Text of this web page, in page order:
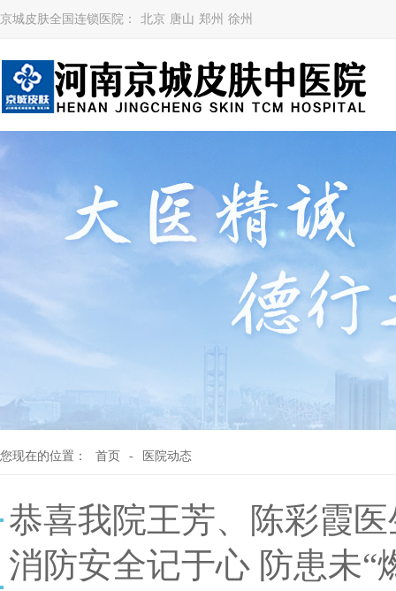
京城皮肤全国连锁医院： 北京 唐山 郑州 徐州
您现在的位置： 首页 - 医院动态
恭喜我院王芳、陈彩霞
消防安全记于心 防患未